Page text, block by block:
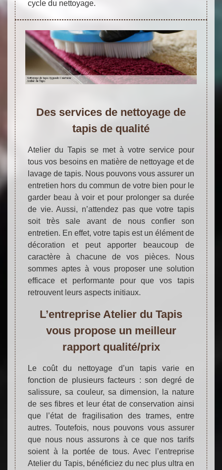
cycle du nettoyage.
Des services de nettoyage de
tapis de qualité
Atelier du Tapis se met à votre service pour
tous vos besoins en matière de nettoyage et de
lavage de tapis. Nous pouvons vous assurer un
entretien hors du commun de votre bien pour le
garder beau à voir et pour prolonger sa durée
de vie. Aussi, n’attendez pas que votre tapis
soit très sale avant de nous confier son
entretien. En effet, votre tapis est un élément de
décoration et peut apporter beaucoup de
caractère à chacune de vos pièces. Nous
sommes aptes à vous proposer une solution
efficace et performante pour que vos tapis
retrouvent leurs aspects initiaux.
L’entreprise Atelier du Tapis
vous propose un meilleur
rapport qualité/prix
Le coût du nettoyage d’un tapis varie en
fonction de plusieurs facteurs : son degré de
salissure, sa couleur, sa dimension, la nature
de ses fibres et leur état de conservation ainsi
que l’état de fragilisation des trames, entre
autres. Toutefois, nous pouvons vous assurer
que nous nous assurons à ce que nos tarifs
soient à la portée de tous. Avec l’entreprise
Atelier du Tapis, bénéficiez du nec plus ultra en